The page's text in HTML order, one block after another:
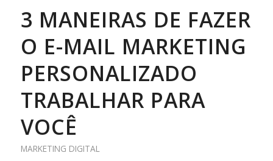
3 MANEIRAS DE FAZER
O E-MAIL MARKETING
PERSONALIZADO
TRABALHAR PARA
VOCÊ
MARKETING DIGITAL